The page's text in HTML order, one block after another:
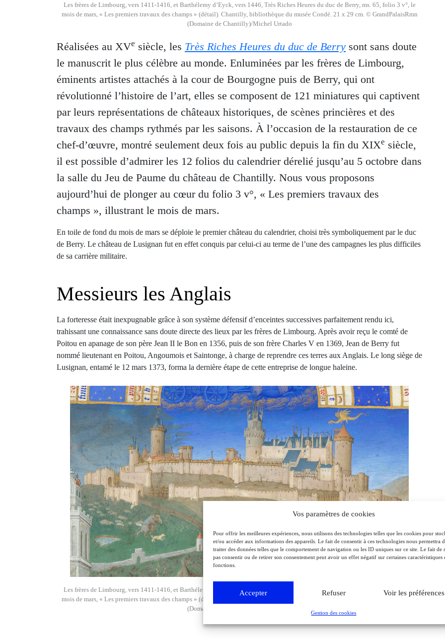
Vos paramètres de cookies
Pour offrir les meilleures expériences, nous utilisons des technologies telles que les cookies pour
et/ou accéder aux informations des appareils. Le fait de consentir à ces technologies nous permettra
traiter des données telles que le comportement de navigation ou les ID uniques sur ce site. Le fait de
pas consentir ou de retirer son consentement peut avoir un effet négatif sur certaines caractéristiques
fonctions.
Accepter Refuser Voir les préférences
Gestion des cookies
Les frères de Limbourg, vers 1411-1416, et Barthélemy d’Eyck, vers 1446, Très Riches Heures du duc de Berry, ms. 65, folio 3 v°, le
mois de mars, « Les premiers travaux des champs » (détail). Chantilly, bibliothèque du musée Condé. 21 x 29 cm. © GrandPalaisRmn
(Domaine de Chantilly)/Michel Urtado
Réalisées au XVe siècle, les Très Riches Heures du duc de Berry sont sans doute
le manuscrit le plus célèbre au monde. Enluminées par les frères de Limbourg,
éminents artistes attachés à la cour de Bourgogne puis de Berry, qui ont
révolutionné l’histoire de l’art, elles se composent de 121 miniatures qui captivent
par leurs représentations de châteaux historiques, de scènes princières et des
travaux des champs rythmés par les saisons. À l’occasion de la restauration de ce
chef-d’œuvre, montré seulement deux fois au public depuis la fin du XIXe siècle,
il est possible d’admirer les 12 folios du calendrier dérelié jusqu’au 5 octobre dans
la salle du Jeu de Paume du château de Chantilly. Nous vous proposons
aujourd’hui de plonger au cœur du folio 3 v°, « Les premiers travaux des
champs », illustrant le mois de mars.
En toile de fond du mois de mars se déploie le premier château du calendrier, choisi très symboliquement par le duc
de Berry. Le château de Lusignan fut en effet conquis par celui-ci au terme de l’une des campagnes les plus difficiles
de sa carrière militaire.
Messieurs les Anglais
La forteresse était inexpugnable grâce à son système défensif d’enceintes successives parfaitement rendu ici,
trahissant une connaissance sans doute directe des lieux par les frères de Limbourg. Après avoir reçu le comté de
Poitou en apanage de son père Jean II le Bon en 1356, puis de son frère Charles V en 1369, Jean de Berry fut
nommé lieutenant en Poitou, Angoumois et Saintonge, à charge de reprendre ces terres aux Anglais. Le long siège de
Lusignan, entamé le 12 mars 1373, forma la dernière étape de cette entreprise de longue haleine.
Les frères de Limbourg, vers 1411-1416, et Barthélemy d’Eyck, vers 1446, Très Riches Heures du duc de Berry, ms. 65, folio 3 v°, le
mois de mars, « Les premiers travaux des champs » (détail). Chantilly, bibliothèque du musée Condé. 21 x 29 cm. © GrandPalaisRmn
(Domaine de Chantilly)/Michel Urtado